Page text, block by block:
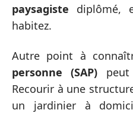
paysagiste diplômé,
habitez.
Autre point à
personne (SAP)
Recourir à une
un jardinier à